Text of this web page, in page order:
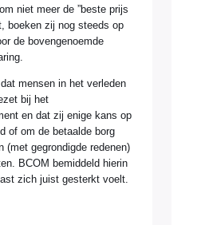
niet meer de ”beste prijs
boeken zij nog steeds op
de bovengenoemde
mensen in het verleden
bij het
en dat zij enige kans op
of om de betaalde borg
(met gegrondigde redenen)
BCOM bemiddeld hierin
zich juist gesterkt voelt.